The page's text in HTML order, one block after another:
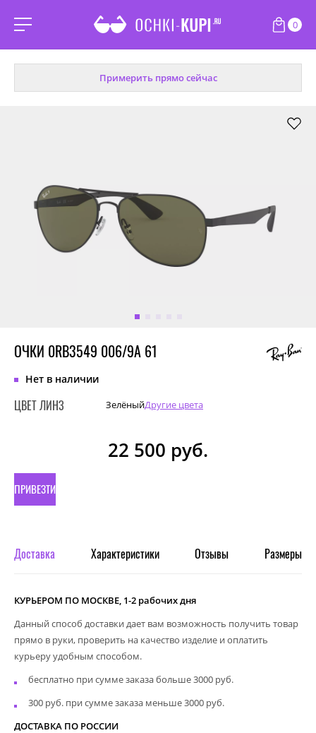
0
Примерить прямо сейчас
ОЧКИ 0RB3549 006/9A 61
Нет в наличии
ЦВЕТ ЛИНЗ ЗелёныйДругие цвета
22 500 руб.
ПРИВЕЗТИ
ЗАКАЗ
Доставка Характеристики Отзывы Размеры
КУРЬЕРОМ ПО МОСКВЕ, 1-2 рабочих дня
Данный способ доставки дает вам возможность получить товар
прямо в руки, проверить на качество изделие и оплатить
курьеру удобным способом.
бесплатно при сумме заказа больше 3000 руб.
300 руб. при сумме заказа меньше 3000 руб.
ДОСТАВКА ПО РОССИИ